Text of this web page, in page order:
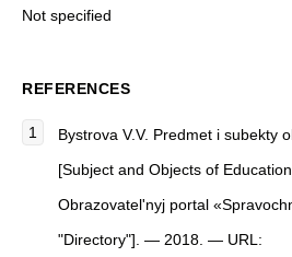
Not specified
REFERENCES
Bystrova V.V. Predmet i subekty
[Subject and Objects of
Obrazovatel'nyj portal
"Directory"]. — 2018. — URL: